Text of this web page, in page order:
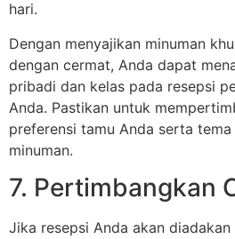
hari.
Dengan menyajikan minuman
dengan cermat, Anda dapat
pribadi dan kelas pada resepsi
Anda. Pastikan untuk
preferensi tamu Anda serta
minuman.
7. Pertimbangkan
Jika resepsi Anda akan diadakan